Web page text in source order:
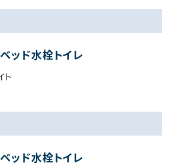
ッド水栓トイレ
ト
ッド水栓トイレ